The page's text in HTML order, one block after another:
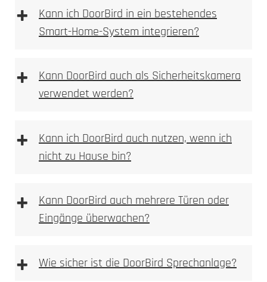
+
Kann ich DoorBird in ein bestehendes
Smart-Home-System integrieren?
+
Kann DoorBird auch als Sicherheitskamera
verwendet werden?
+
Kann ich DoorBird auch nutzen, wenn ich
nicht zu Hause bin?
+
Kann DoorBird auch mehrere Türen oder
Eingänge überwachen?
+ Wie sicher ist die DoorBird Sprechanlage?